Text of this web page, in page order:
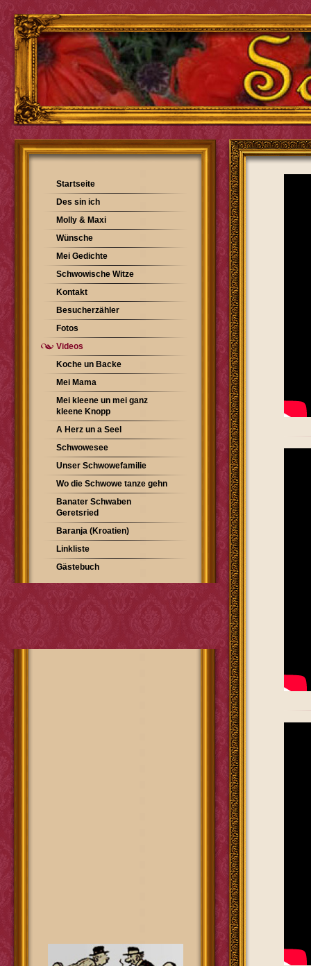
Startseite
Des sin ich
Molly & Maxi
Wünsche
Mei Gedichte
Schwowische Witze
Kontakt
Besucherzähler
Fotos
Videos
Koche un Backe
Mei Mama
Mei kleene un mei ganz
kleene Knopp
A Herz un a Seel
Schwowesee
Unser Schwowefamilie
Wo die Schwowe tanze gehn
Banater Schwaben
Geretsried
Baranja (Kroatien)
Linkliste
Gästebuch